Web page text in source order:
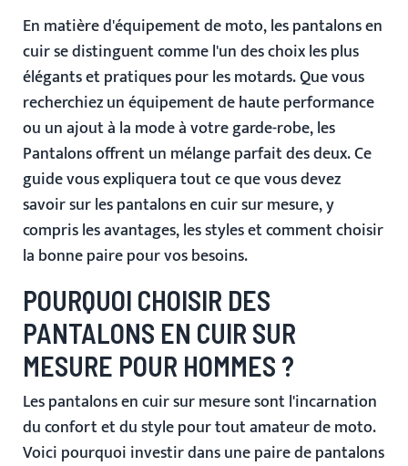
En matière d'équipement de moto, les pantalons en
cuir se distinguent comme l'un des choix les plus
élégants et pratiques pour les motards. Que vous
recherchiez un équipement de haute performance
ou un ajout à la mode à votre garde-robe, les
Pantalonsoffrent un mélange parfait des deux. Ce
guide vous expliquera tout ce que vous devez
savoir sur les pantalons en cuir sur mesure, y
compris les avantages, les styles et comment choisir
la bonne paire pour vos besoins.
POURQUOI CHOISIR DES
PANTALONS EN CUIR SUR
MESURE POUR HOMMES ?
Les pantalons en cuir sur mesure sont l'incarnation
du confort et du style pour tout amateur de moto.
Voici pourquoi investir dans une paire depantalons